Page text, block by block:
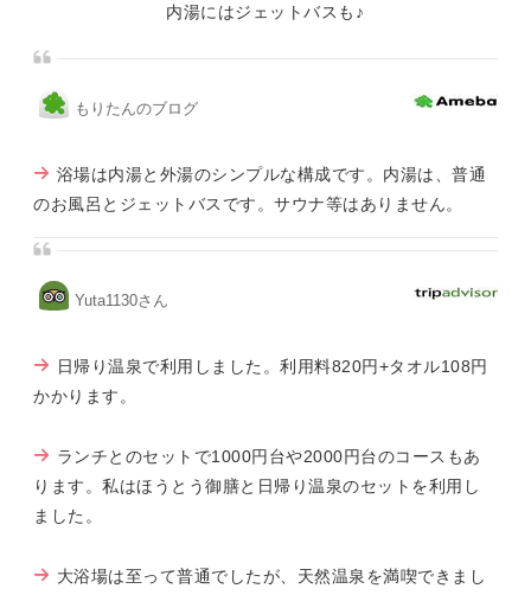
内湯にはジェットバスも♪
もりたんのブログ
浴場は内湯と外湯のシンプルな構成です。内湯は、普通
のお風呂とジェットバスです。サウナ等はありません。
Yuta1130さん
日帰り温泉で利用しました。利用料820円+タオル108円
かかります。
ランチとのセットで1000円台や2000円台のコースもあ
ります。私はほうとう御膳と日帰り温泉のセットを利用し
ました。
大浴場は至って普通でしたが、天然温泉を満喫できまし